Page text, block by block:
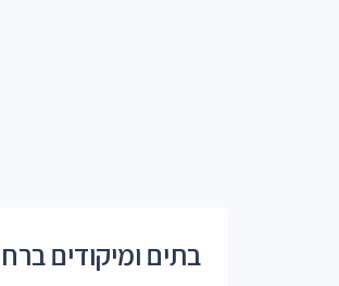
בתים ומיקודים